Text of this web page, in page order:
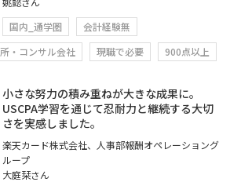
国内_通学圏
会計経験無
・コンサル会社
現職で必要 900点以上
小さな努力の積み重ねが大きな成果に。
USCPA学習を通じて忍耐力と継続する大切
さを実感しました。
楽天カード株式会社、人事部報酬オペレーショング
ループ
大庭栞さん